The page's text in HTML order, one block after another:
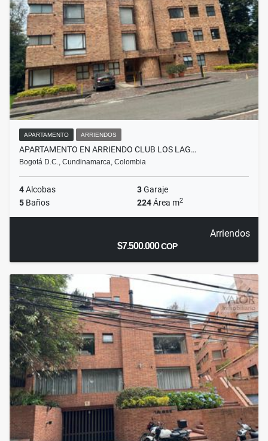
APARTAMENTO ARRIENDOS
APARTAMENTO EN ARRIENDO CLUB LOS LAG…
Bogotá D.C., Cundinamarca, Colombia
4Alcobas 3Garaje
5 Baños 224Área m2
Arriendos
$7.500.000COP